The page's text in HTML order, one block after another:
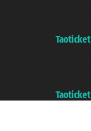
Taoticket
Taoticket